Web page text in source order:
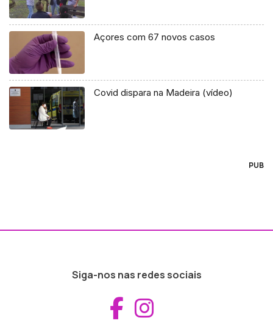
Açores com 67 novos casos
Covid dispara na Madeira (vídeo)
PUB
Siga-nos nas redes sociais
Aceder ao